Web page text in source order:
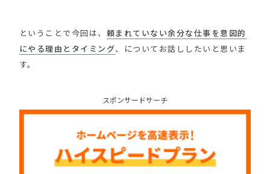
ということで今回は、 頼まれていない余分な仕事を意図的
にやる理由とタイミング、についてお話ししたいと思いま
す。
スポンサードサーチ